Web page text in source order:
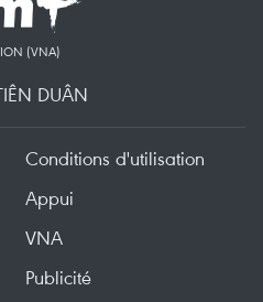
(VNA)
DUÂN
Conditions d'utilisation
Appui
VNA
Publicité